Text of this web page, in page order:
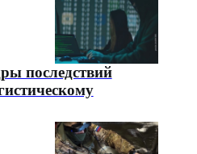
последствий